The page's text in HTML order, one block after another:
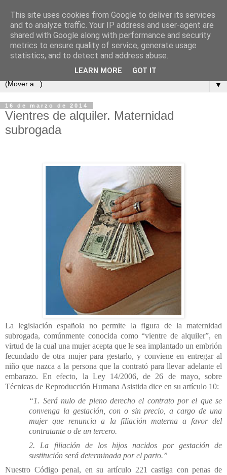
▼
16 de marzo de 2014
Vientres de alquiler. Maternidad
subrogada
La legislación española no permite la figura de la maternidad
subrogada, comúnmente conocida como “vientre de alquiler”, en
virtud de la cual una mujer acepta que le sea implantado un embrión
fecundado de otra mujer para gestarlo, y conviene en entregar al
niño que nazca a la persona que la contrató para llevar adelante el
embarazo. En efecto, la Ley 14/2006, de 26 de mayo, sobre
Técnicas de Reproducción Humana Asistida dice en su artículo 10:
“1. Será nulo de pleno derecho el contrato por el que se
convenga la gestación, con o sin precio, a cargo de una
mujer que renuncia a la filiación materna a favor del
contratante o de un tercero.
2. La filiación de los hijos nacidos por gestación de
sustitución será determinada por el parto.”
Nuestro Código penal, en su artículo 221 castiga con penas de
This site uses cookies from Google to deliver its services
and to analyze traffic. Your IP address and user-agent are
shared with Google along with performance and security
metrics to ensure quality of service, generate usage
statistics, and to detect and address abuse.
LEARN MORE GOT IT